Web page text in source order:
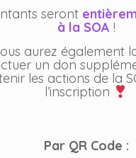
seront
à la SOA !
aurez également
un don
les actions de la
l’inscription
Par QR Code :